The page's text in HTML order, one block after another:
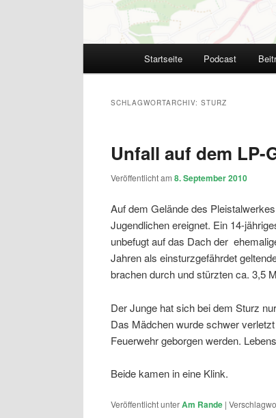
Startseite Podcast
SCHLAGWORTARCHIV: STURZ
Unfall auf dem LP-
Veröffentlicht am 8. September 2010
Auf dem Gelände des
Jugendlichen ereignet. Ein 14-
unbefugt auf das Dach der
Jahren als einsturzgefährdet
brachen durch und stürzten ca. 3,5
Der Junge hat sich bei dem Sturz
Das Mädchen wurde schwer
Feuerwehr geborgen werden.
Beide kamen in eine Klink.
Veröffentlicht unterAm Rande |